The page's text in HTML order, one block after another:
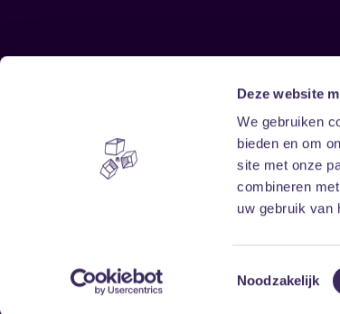
Deze website
We gebruiken
bieden en om
site met onze
combineren
uw gebruik van
Noodzakelijk
Home
Vrijwilligers
Disclaimer
Toegankelijkheid
Privacy & cookies